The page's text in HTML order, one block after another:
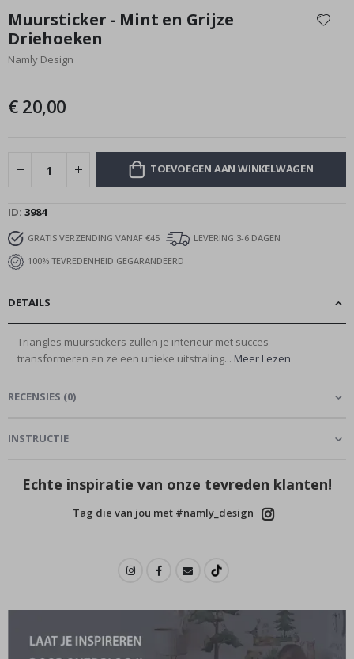
het
begin
van
gallerij
Muursticker - Mint en Grijze
Driehoeken
Namly Design
€ 20,00
TOEVOEGEN AAN WINKELWAGEN
ID 3984
GRATIS VERZENDING VANAF €45
LEVERING 3-6 DAGEN
100% TEVREDENHEID GEGARANDEERD
DETAILS
Triangles muurstickers zullen je interieur met succes
transformeren en ze een unieke uitstraling... Meer Lezen
RECENSIES (0)
INSTRUCTIE
Echte inspiratie van onze tevreden klanten!
Tag die van jou met #namly_design